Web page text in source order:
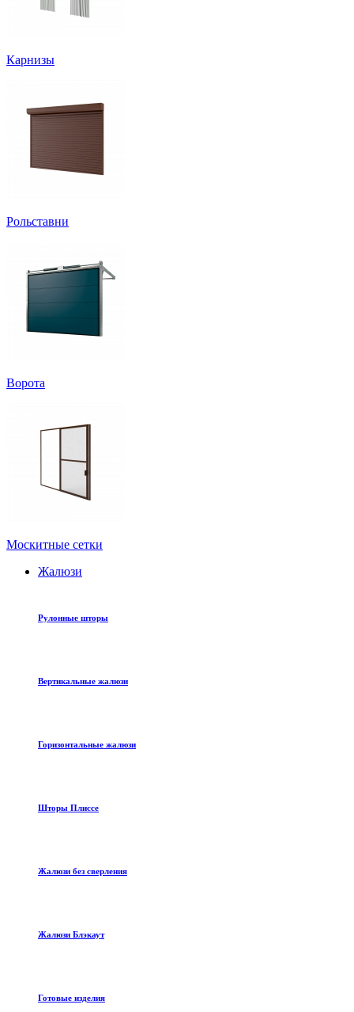
Карнизы
Рольставни
Ворота
Москитные сетки
Жалюзи
Рулонные шторы
Вертикальные жалюзи
Горизонтальные жалюзи
Шторы Плиссе
Жалюзи без сверления
Жалюзи Блэкаут
Готовые изделия